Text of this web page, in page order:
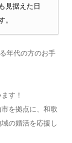
見据えた日
年代の方のお手
す！
を拠点に、和歌
の婚活を応援し